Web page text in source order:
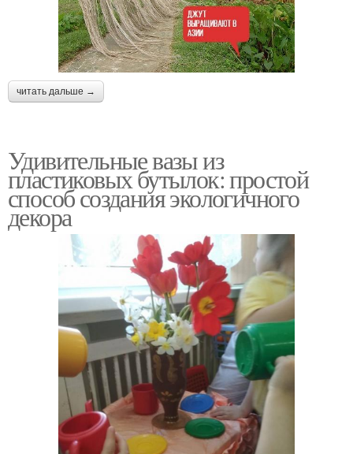
читать дальше →
Удивительные вазы из
пластиковых бутылок: простой
способ создания экологичного
декора